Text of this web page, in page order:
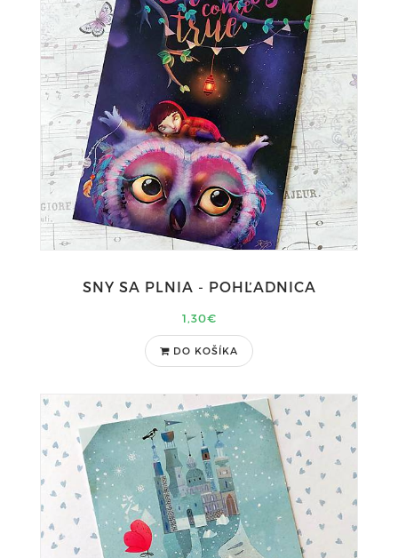
SNY SA PLNIA - POHĽADNICA
1,30€
DO KOŠÍKA